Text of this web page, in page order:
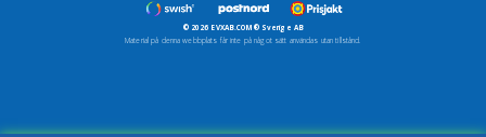
© 2026 EVXAB.COM® Sverige AB
Material på denna webbplats får inte på något sätt användas utan tillstånd.